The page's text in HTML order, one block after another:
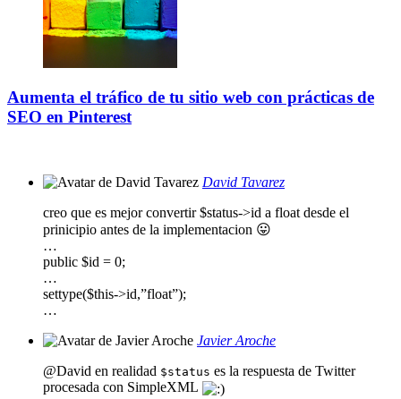
Aumenta el tráfico de tu sitio web con prácticas de
SEO en Pinterest
David Tavarez
creo que es mejor convertir $status->id a float desde el
prinicipio antes de la implementacion 😛
…
public $id = 0;
…
settype($this->id,”float”);
…
Javier Aroche
@David en realidad $status es la respuesta de Twitter
procesada con SimpleXML